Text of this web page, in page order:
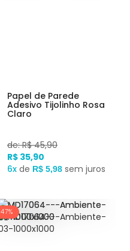
Papel de Parede
Adesivo Tijolinho Rosa
Claro
de: R$ 45,90
R$ 35,90
6x de R$ 5,98 sem juros
47%